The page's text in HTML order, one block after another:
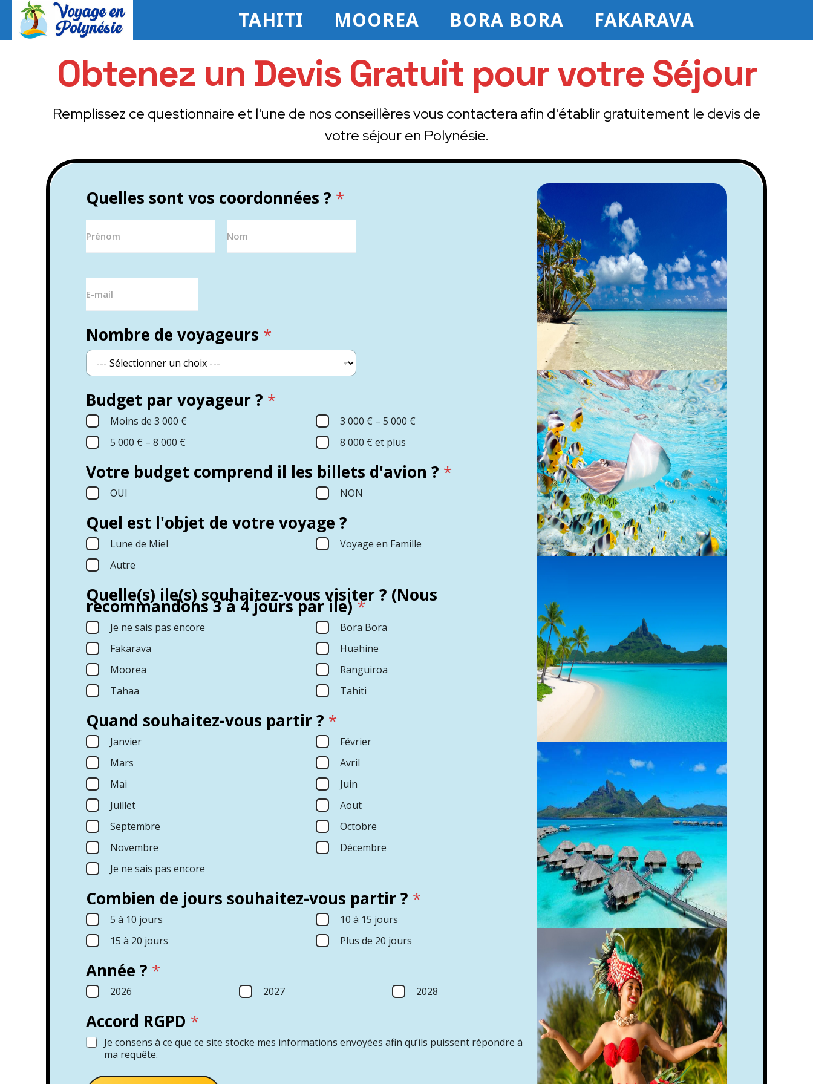
TAHITI MOOREA BORA BORA FAKARAVA
Obtenez un Devis Gratuit pour votre Séjour
Remplissez ce questionnaire et l'une de nos conseillères vous contactera afin d'établir gratuitement le devis de
votre séjour en Polynésie.
Quelles sont vos coordonnées ? *
Nombre de voyageurs *
Budget par voyageur ? *
Moins de 3 000 €
3 000 € – 5 000 €
5 000 € – 8 000 €
8 000 € et plus
Votre budget comprend il les billets d'avion ? *
OUI NON
Quel est l'objet de votre voyage ?
Lune de Miel
Voyage en Famille
Autre
Quelle(s) ile(s) souhaitez-vous visiter ? (Nous
recommandons 3 à 4 jours par ile)*
Je ne sais pas encore
Bora Bora
Fakarava
Huahine
Moorea
Ranguiroa
Tahaa
Tahiti
Quand souhaitez-vous partir ? *
Janvier
Février
Mars
Avril
Mai
Juin
Juillet
Aout
Septembre
Octobre
Novembre
Décembre
Je ne sais pas encore
Combien de jours souhaitez-vous partir ? *
5 à 10 jours
10 à 15 jours
15 à 20 jours
Plus de 20 jours
Année ? *
2026 2027 2028
v
o
y
a
Accord RGPD *
Je consens à ce que ce site stocke mes informations envoyées afin qu’ils puissent répondre à
ma requête.